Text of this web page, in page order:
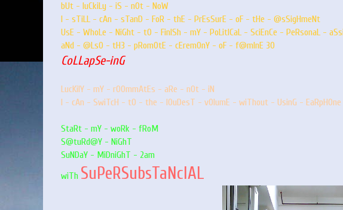
bUt - luCkiLy - iS - nOt - NoW
I - sTiLL - cAn - sTanD - FoR - thE - PrEsSurE - oF - tHe - @sSigHmeNt
UsE - WhoLe - NiGht - tO - FinISh - mY - PoLitICaL - SciEnCe - PeRsonaL -
aNd - @LsO - tH3 - pRomOtE - cEremOnY - oF - f@mInE 30
CoLLapSe-inG
LucKilY - mY - rOOmmAtEs - aRe - nOt - iN
I - cAn - SwiTcH - tO - the - lOuDesT - vOlumE - wiThout - UsinG -
StaRt - mY - woRk - fRoM
S@tuRd@Y - NiGhT
SuNDaY - MiDniGhT - 2am
wiTh SuPeRSubsTaNcIAL